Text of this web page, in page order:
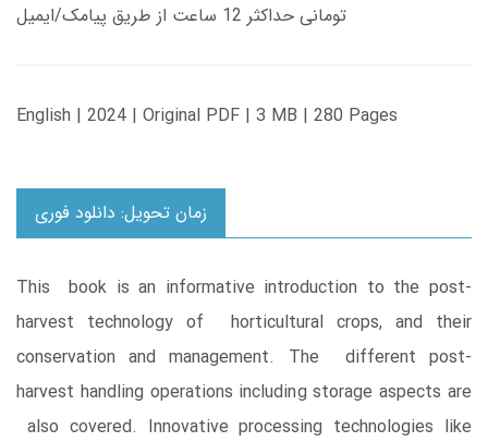
تومانی حداکثر 12 ساعت از طریق پیامک/ایمیل
English | 2024 | Original PDF | 3 MB | 280 Pages
زمان تحویل: دانلود فوری
This book is an informative introduction to the post-
harvest technology of horticultural crops, and their
conservation and management. The different post-
harvest handling operations including storage aspects are
also covered. Innovative processing technologies like